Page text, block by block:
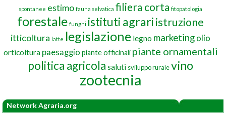
spontanee estimo fauna selvatica filiera corta fitopatologia
forestale funghi istituti agrariistruzione
itticoltura latte legislazione legno marketingolio
orticoltura paesaggio piante officinali piante ornamentali
politica agricola saluti sviluppo ruralevino
zootecnia
Network Agraria.org